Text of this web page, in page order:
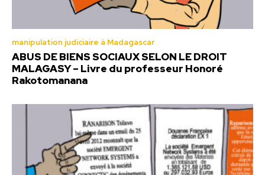
manipulation judiciaire à Madagascar
ABUS DE BIENS SOCIAUX SELON LE DROIT
MALAGASY – Livre du professeur Honoré
Rakotomanana